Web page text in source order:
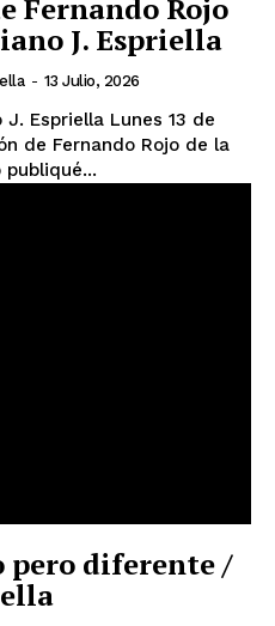
Fernando Rojo
J. Espriella
- 13 Julio, 2026
publiqué...
pero diferente /